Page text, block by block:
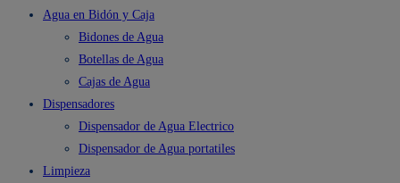
Agua en Bidón y Caja
Bidones de Agua
Botellas de Agua
Cajas de Agua
Dispensadores
Dispensador de Agua Electrico
Dispensador de Agua portatiles
Limpieza